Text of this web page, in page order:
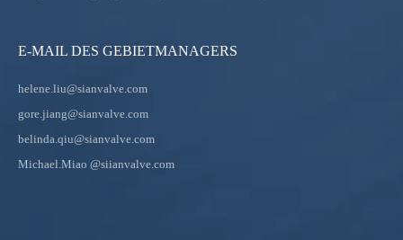
E-MAIL DES GEBIETMANAGERS
helene.liu@sianvalve.com
gore.jiang@sianvalve.com
belinda.qiu@sianvalve.com
Michael.Miao @siianvalve.com